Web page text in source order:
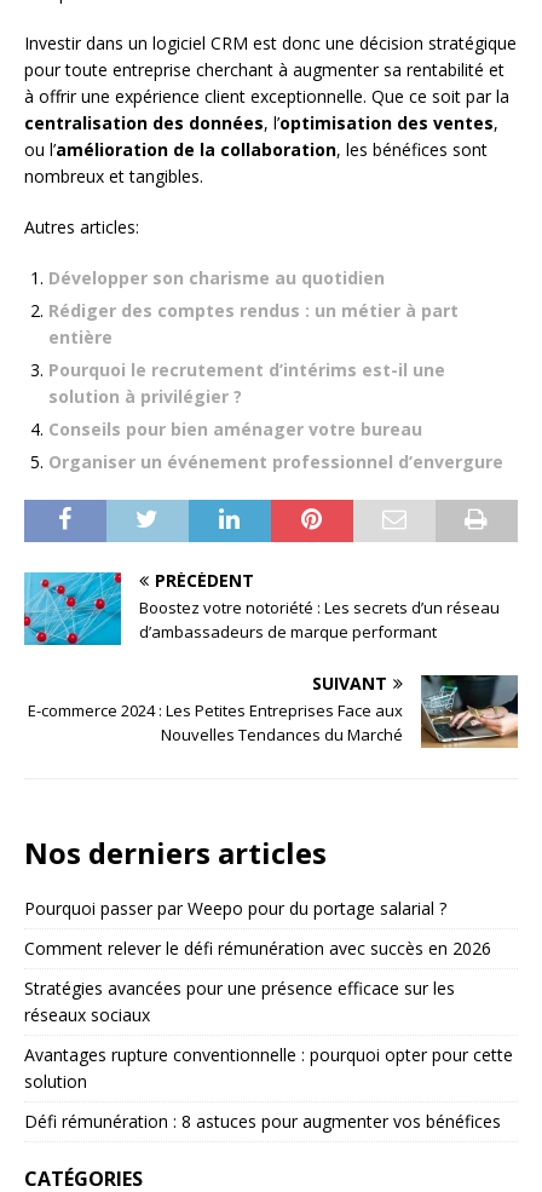
Investir dans un logiciel CRM est donc une décision stratégique
pour toute entreprise cherchant à augmenter sa rentabilité et
à offrir une expérience client exceptionnelle. Que ce soit par la
centralisation des données, l’optimisation des ventes,
ou l’amélioration de la collaboration, les bénéfices sont
nombreux et tangibles.
Autres articles:
Développer son charisme au quotidien
Rédiger des comptes rendus : un métier à part
entière
Pourquoi le recrutement d’intérims est-il une
solution à privilégier ?
Conseils pour bien aménager votre bureau
Organiser un événement professionnel d’envergure
PRÉCÉDENT
Boostez votre notoriété : Les secrets d’un réseau
d’ambassadeurs de marque performant
SUIVANT
E-commerce 2024 : Les Petites Entreprises Face aux
Nouvelles Tendances du Marché
Nos derniers articles
Pourquoi passer par Weepo pour du portage salarial ?
Comment relever le défi rémunération avec succès en 2026
Stratégies avancées pour une présence efficace sur les
réseaux sociaux
Avantages rupture conventionnelle : pourquoi opter pour cette
solution
Défi rémunération : 8 astuces pour augmenter vos bénéfices
CATÉGORIES